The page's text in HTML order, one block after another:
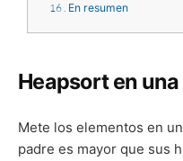
16 En resumen
Heapsort en
Mete los elementos en un
padre es mayor que sus